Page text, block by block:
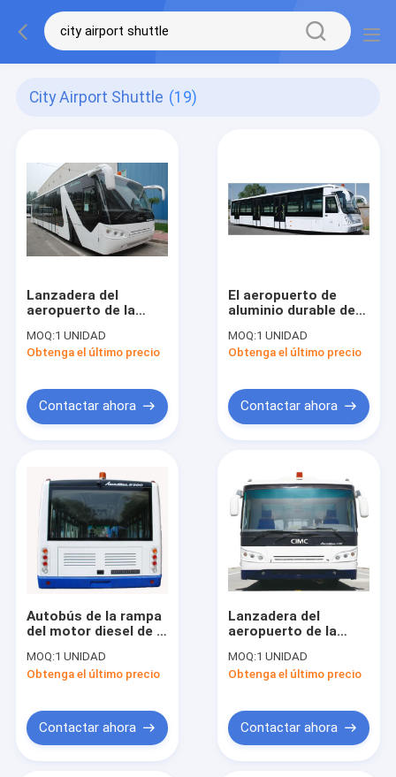
City Airport Shuttle (19)
Lanzadera del
aeropuerto de la
de la aleación con
poco carbono de la
aero- equivalente al
autobús de Cobus
2700
MOQ:1 UNIDAD
Obtenga el último precio
Contactar ahora
El aeropuerto de
aluminio durable de
aeropuerto de la
ciudad del delantal
13m×3m×3m
MOQ:1 UNIDAD
Obtenga el último precio
Contactar ahora
Autobús de la rampa
del motor diesel de 4
lanzaderas del
aeropuerto del lujo
MOQ:1 UNIDAD
Obtenga el último precio
Contactar ahora
Lanzadera del
aeropuerto de la
de la aleación con
poco carbono de la
MOQ:1 UNIDAD
Obtenga el último precio
Contactar ahora